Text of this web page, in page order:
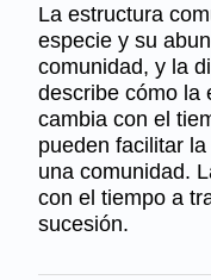
La estructura
especie y su
comunidad, y la
describe cómo la
cambia con el
pueden facilitar
una comunidad.
con el tiempo a
sucesión.